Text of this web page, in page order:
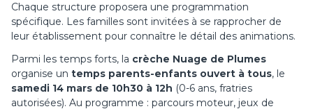
Chaque structure proposera une programmation
spécifique. Les familles sont invitées à se rapprocher de
leur établissement pour connaître le détail des animations.
Parmi les temps forts, la crèche Nuage de Plumes
organise un temps parents-enfants ouvert à tous, le
samedi 14 mars de 10h30 à 12h (0-6 ans, fratries
autorisées). Au programme : parcours moteur, jeux de